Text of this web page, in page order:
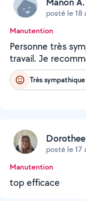
posté le 18
Manutention
Personne très
travail. Je
Très sympathique
Dorothee
posté le 17
Manutention
top efficace